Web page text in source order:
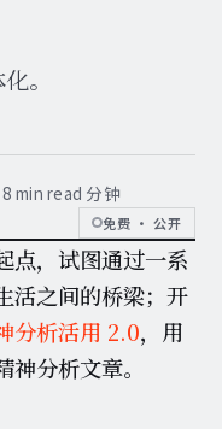
。
min read 分钟
免费 · 公开
点，试图通过一系
活之间的桥梁；开
分析活用 2.0，用
分析文章。